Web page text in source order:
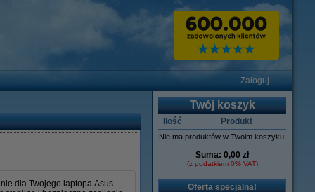
Zaloguj
dla Twojego laptopa Asus.
Twój koszyk
Ilość Produkt
Nie ma produktów w Twoim koszyku.
Suma: 0,00 zł
(z podatkiem 0% VAT)
Oferta specjalna!